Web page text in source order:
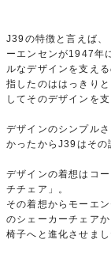
J39の特徴と言えば、
ーエンセンが1947年
ルなデザインを支え
指したのははっきり
してそのデザインを
デザインのシンプル
かったからJ39はそ
デザインの着想はコ
チチェア」。
その着想からモーエ
のシェーカーチェア
椅子へと進化させま